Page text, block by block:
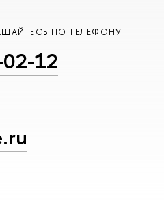
ПО ТЕЛЕФОНУ
12